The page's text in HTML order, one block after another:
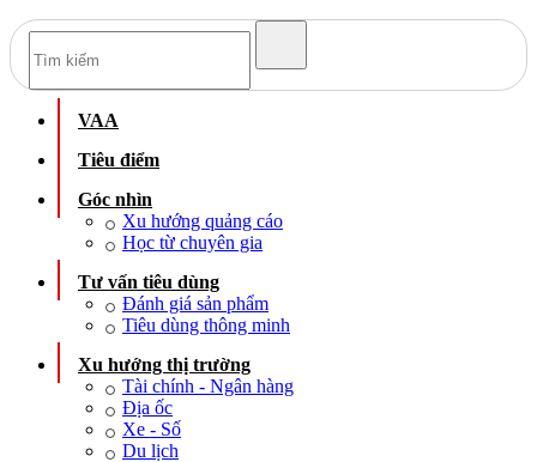
VAA
Tiêu điểm
Góc nhìn
Xu hướng quảng cáo
Học từ chuyên gia
Tư vấn tiêu dùng
Đánh giá sản phẩm
Tiêu dùng thông minh
Xu hướng thị trường
Tài chính - Ngân hàng
Địa ốc
Xe - Số
Du lịch